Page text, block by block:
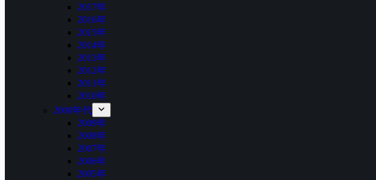
2017年
2016年
2015年
2014年
2013年
2012年
2011年
2010年
2000年代
2009年
2008年
2007年
2006年
2005年